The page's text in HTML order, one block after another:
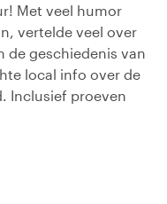
Met veel humor
vertelde veel over
de geschiedenis van
local info over de
Inclusief proeven